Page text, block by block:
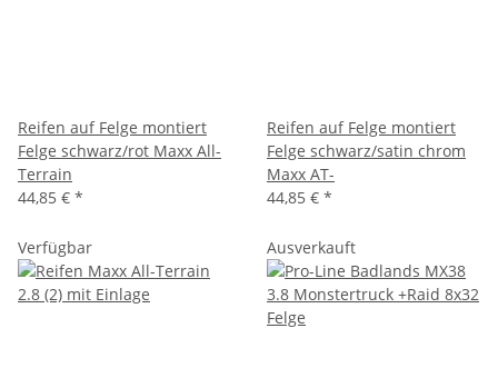
Reifen auf Felge montiert
Felge schwarz/rot Maxx All-
Terrain
44,85 € *
Reifen auf Felge montiert
Felge schwarz/satin chrom
Maxx AT-
44,85 € *
Verfügbar Ausverkauft